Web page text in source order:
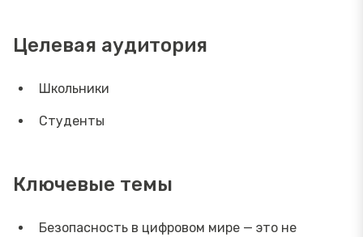
Целевая аудитория
Школьники
Студенты
Ключевые темы
Безопасность в цифровом мире — это не